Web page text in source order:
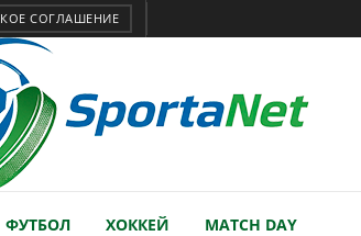
СОГЛАШЕНИЕ
ФУТБОЛ ХОККЕЙ MATCH DAY